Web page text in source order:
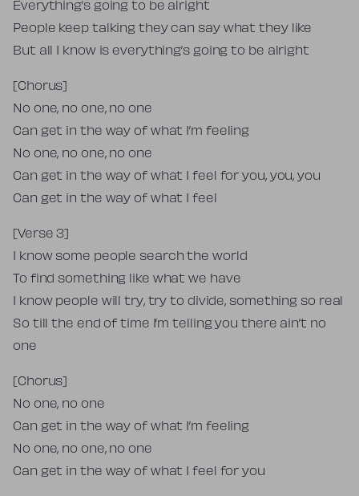
Everything’s going to be alright
People keep talking they can say what they like
But all I know is everything’s going to be alright
[Chorus]
No one, no one, no one
Can get in the way of what I’m feeling
No one, no one, no one
Can get in the way of what I feel for you, you, you
Can get in the way of what I feel
[Verse 3]
I know some people search the world
To find something like what we have
I know people will try, try to divide, something so real
So till the end of time I’m telling you there ain’t no
one
[Chorus]
No one, no one
Can get in the way of what I’m feeling
No one, no one, no one
Can get in the way of what I feel for you